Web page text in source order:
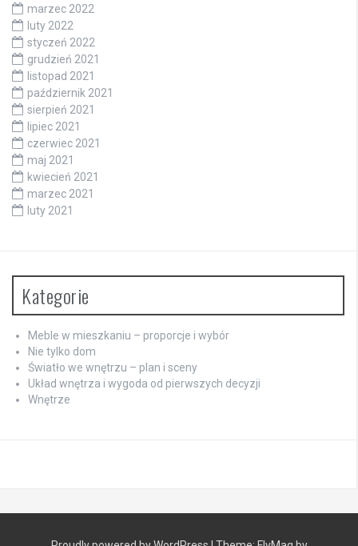
marzec 2022
luty 2022
styczeń 2022
grudzień 2021
listopad 2021
październik 2021
sierpień 2021
lipiec 2021
czerwiec 2021
maj 2021
kwiecień 2021
marzec 2021
luty 2021
Kategorie
Meble w mieszkaniu – proporcje i wybór
Nie tylko dom
Światło we wnętrzu – plan i sceny
Układ wnętrza i wygoda od pierwszych decyzji
Wnętrze